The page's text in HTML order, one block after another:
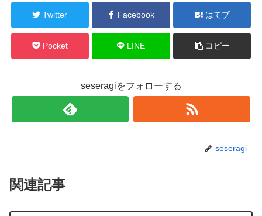
Twitter Facebook はてブ
Pocket LINE コピー
seseragiをフォローする
seseragi
関連記事